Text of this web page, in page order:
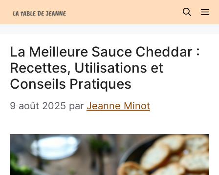
au
La Meilleure Sauce Cheddar :
Recettes, Utilisations et
Conseils Pratiques
9 août 2025 par Jeanne Minot